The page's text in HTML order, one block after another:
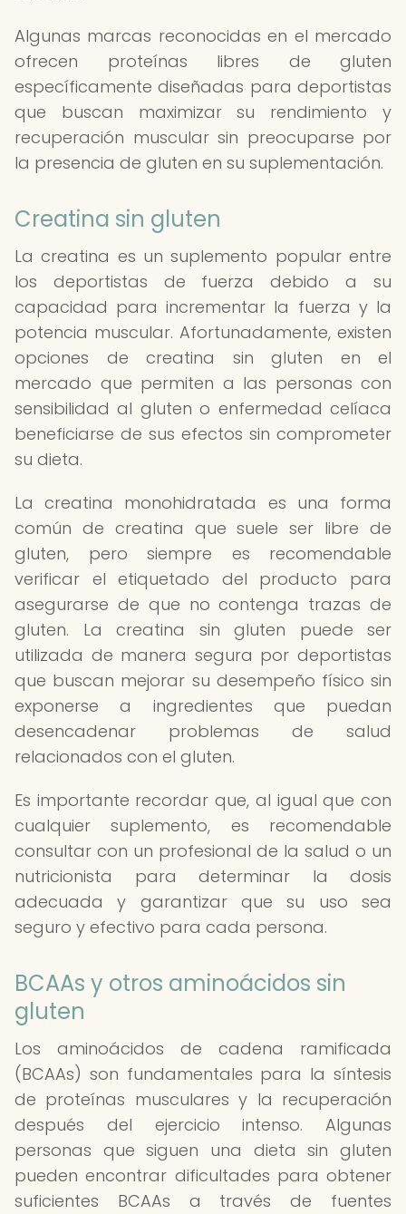
Algunas marcas reconocidas en el mercado
ofrecen proteínas libres de gluten
específicamente diseñadas para deportistas
que buscan maximizar su rendimiento y
recuperación muscular sin preocuparse por
la presencia de gluten en su suplementación.
Creatina sin gluten
La creatina es un suplemento popular entre
los deportistas de fuerza debido a su
capacidad para incrementar la fuerza y la
potencia muscular. Afortunadamente, existen
opciones de creatina sin gluten en el
mercado que permiten a las personas con
sensibilidad al gluten o enfermedad celíaca
beneficiarse de sus efectos sin comprometer
su dieta.
La creatina monohidratada es una forma
común de creatina que suele ser libre de
gluten, pero siempre es recomendable
verificar el etiquetado del producto para
asegurarse de que no contenga trazas de
gluten. La creatina sin gluten puede ser
utilizada de manera segura por deportistas
que buscan mejorar su desempeño físico sin
exponerse a ingredientes que puedan
desencadenar problemas de salud
relacionados con el gluten.
Es importante recordar que, al igual que con
cualquier suplemento, es recomendable
consultar con un profesional de la salud o un
nutricionista para determinar la dosis
adecuada y garantizar que su uso sea
seguro y efectivo para cada persona.
BCAAs y otros aminoácidos sin
gluten
Los aminoácidos de cadena ramificada
(BCAAs) son fundamentales para la síntesis
de proteínas musculares y la recuperación
después del ejercicio intenso. Algunas
personas que siguen una dieta sin gluten
pueden encontrar dificultades para obtener
suficientes BCAAs a través de fuentes